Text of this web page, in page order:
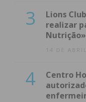
3
Lions
realizar
Nutrição»
14 DE
4
Centro